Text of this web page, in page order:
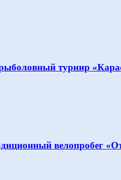
турнир
велопробег